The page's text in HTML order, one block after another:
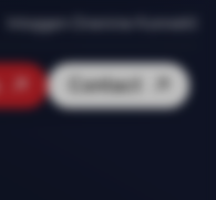
Inloggen Onenine Konnekt
Contact